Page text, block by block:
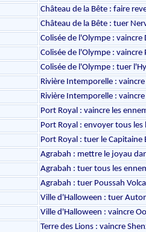
Château de la Bête : faire
Château de la Bête : tuer
Colisée de l'Olympe : vaincre
Colisée de l'Olympe : vaincre
Colisée de l'Olympe : tuer
Rivière Intemporelle :
Rivière Intemporelle :
Port Royal : vaincre les
Port Royal : envoyer tous
Port Royal : tuer le Capitaine
Agrabah : mettre le joyau
Agrabah : tuer tous les
Agrabah : tuer Poussah
Ville d'Halloween : tuer
Ville d'Halloween : vaincre
Terre des Lions : vaincre